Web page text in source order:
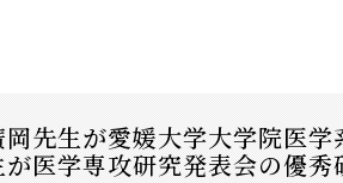
岡先生が愛媛大学大学院医
が医学専攻研究発表会の優